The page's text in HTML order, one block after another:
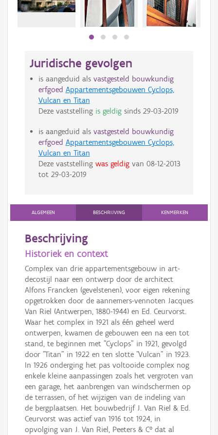
Juridische gevolgen
is aangeduid als vastgesteld bouwkundig
erfgoed Appartementsgebouwen Cyclops,
Vulcan en Titan
Deze vaststelling is geldigsinds 29-03-2019
is aangeduid als vastgesteld bouwkundig
erfgoed Appartementsgebouwen Cyclops,
Vulcan en Titan
Deze vaststelling was geldigvan 08-12-2013
tot 29-03-2019
ALGEMEEN BESCHRIJVING KENMERKEN
Beschrijving
Historiek en context
Complex van drie appartementsgebouw in art-
decostijl naar een ontwerp door de architect
Alfons Francken (gevelstenen), voor eigen rekening
opgetrokken door de aannemers-vennoten Jacques
Van Riel (Antwerpen, 1880-1944) en Ed. Ceurvorst.
Waar het complex in 1921 als één geheel werd
ontwerpen, kwamen de gebouwen een na een tot
stand, te beginnen met "Cyclops" in 1921, gevolgd
door "Titan" in 1922 en ten slotte "Vulcan" in 1923.
In 1926 onderging het pas voltooide complex nog
enkele kleine aanpassingen zoals het vergroten van
een garage, het aanbrengen van windschermen op
de terrassen, of het wijzigen van de indeling van
de bergplaatsen. Het bouwbedrijf J. Van Riel & Ed.
Ceurvorst was actief van 1916 tot 1924, in
opvolging van J. Van Riel, Peeters & C° dat al